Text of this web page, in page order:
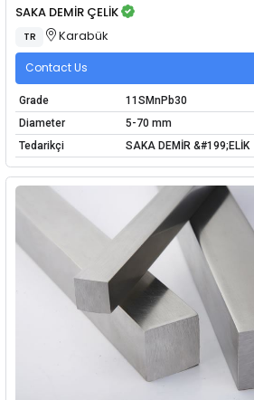
SAKA DEMİR ÇELİK
TR Karabük
Contact Us
Grade
11SMnPb30
Diameter
5-70 mm
Tedarikçi
SAKA DEMİR &#199;ELİK